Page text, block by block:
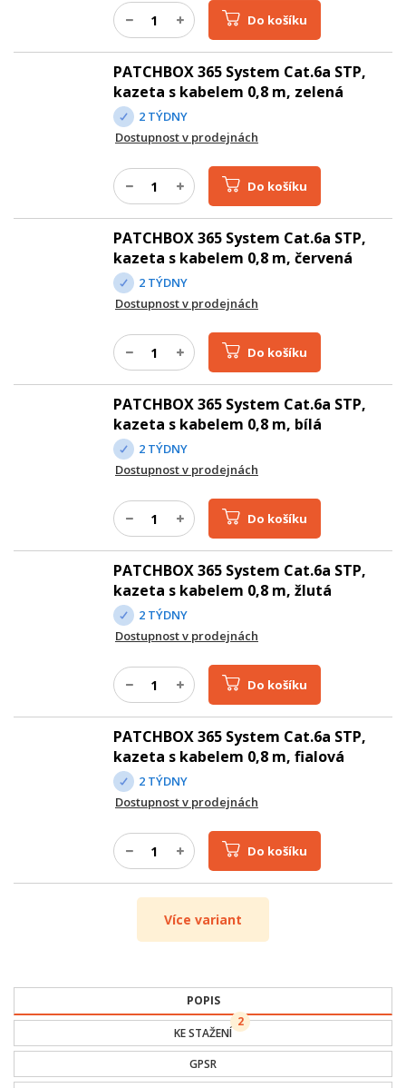
Do košíku
PATCHBOX 365 System Cat.6a STP,
kazeta s kabelem 0,8 m, zelená
2 TÝDNY
Dostupnost v prodejnách
Do košíku
PATCHBOX 365 System Cat.6a STP,
kazeta s kabelem 0,8 m, červená
2 TÝDNY
Dostupnost v prodejnách
Do košíku
PATCHBOX 365 System Cat.6a STP,
kazeta s kabelem 0,8 m, bílá
2 TÝDNY
Dostupnost v prodejnách
Do košíku
PATCHBOX 365 System Cat.6a STP,
kazeta s kabelem 0,8 m, žlutá
2 TÝDNY
Dostupnost v prodejnách
Do košíku
PATCHBOX 365 System Cat.6a STP,
kazeta s kabelem 0,8 m, fialová
2 TÝDNY
Dostupnost v prodejnách
Do košíku
Více variant
POPIS
KE STAŽENÍ
2
GPSR